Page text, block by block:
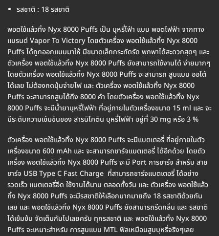
รสชาติ : 18 รสชาติ
พอตใช้แล้วทิ้ง Nyx 8000 Puffs เป็น บุหรี่ไฟ้า แบบ พอตไฟฟ้า จากทาง
แบรนด์ Vapor To Victory โดยตัวเครื่อง พอตใช้แล้วทิ้ง Nyx 8000
Puffs ได้ถูกออกแบบมาให้ มีขนาดเล็กกระทัดรัด พกพาได้สะดวกสุดๆ และ
ตัวเครื่อง พอตใช้แล้วทิ้ง Nyx 8000 Puffs ยังสามารถใช้งานได้ ง่ายมากๆ
โดยตัวเครื่อง พอตใช้แล้วทิ้ง Nyx 8000 Puffs จะสามารถ สูบแบบ ออโต้
ได้เลย ไม่ต้องกดปุ่มจ่ายไฟ และ ตัวเครื่อง พอตใช้แล้วทิ้ง Nyx 8000
Puffs จะสามารถสูบได้ถึง 8000 คำ โดยตัวเครื่อง พอตใช้แล้วทิ้ง Nyx
8000 Puffs จะมีน้ำยาบุหรี่ไฟฟ้า ที่อยู่ภายในตัวเครื่องขนาด 15 ml และ จะ
มีระดับความเข้มข้นของ สารนิโคติน บุหรี่ไฟฟ้า อยู่ที่ 30 mg หรือ 3 %
ตัวเครื่อง พอตใช้แล้วทิ้ง Nyx 8000 Puffs จะมีแบตเตอรี่ ที่อยู่ภายในตัว
เครื่องขนาด 600 mAh และ จะสามารถชาร์จแบตเตอรี่ ได้อีกด้วย โดยตัว
เครื่อง พอตใช้แล้วทิ้ง Nyx 8000 Puffs จะมี Port การชาร์จ สำหรับ สาย
ชาร์จ USB Type C Fast Charge ที่สามารถชาร์จแบตเตอรี่ ได้อย่าง
รวดเร็ว แบตเตอรี่อึด ใช้งานได้นาน ตลอดทั้งวัน และ ตัวเครื่อง พอตใช้แล้ว
ทิ้ง Nyx 8000 Puffs จะมีรสชาติให้เลือกมากมายถึง 18 รสชาติด้วยกัน
เลย และ พอตใช้แล้วทิ้ง Nyx 8000 Puffs ยังสามารถรีดกลิ่น และ รสชาติ
ได้เข้มข้น จัดเต็มกันไปเลยครับ ทุกรสชาติ และ พอตใช้แล้วทิ้ง Nyx 8000
Puffs จะเหมาะสำหรับ การสูบแบบ MTL ฟิลเหมือนสูบบุหรี่จริงๆเลย